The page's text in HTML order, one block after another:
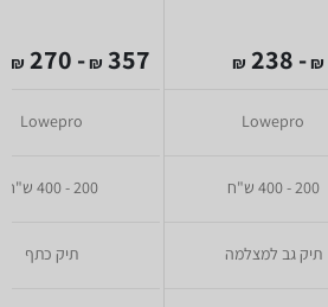
₪
- 238
₪
Lowepro
200 - 400 ש"ח
תיק גב למצלמה
357
₪
- 270
₪
Lowepro
200 - 400 ש"ח
תיק כתף